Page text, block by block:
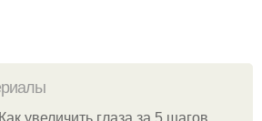
увеличить глаза за 5 шагов.